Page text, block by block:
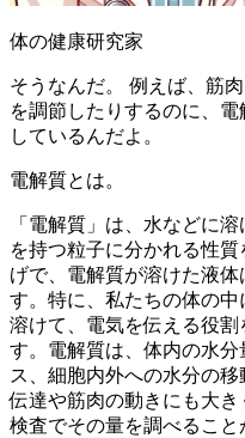
体の健康研究家
そうなんだ。 例えば、筋
を調節したりするのに、
しているんだよ。
電解質とは。
「電解質」は、水などに
を持つ粒子に分かれる性
げで、電解質が溶けた液
す。特に、私たちの体の
溶けて、電気を伝える役
す。電解質は、体内の水
ス、細胞内外への水分の
伝達や筋肉の動きにも大
検査でその量を調べること